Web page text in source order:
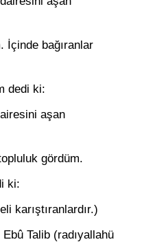
İçinde bağıranlar
dedi ki:
aşan
gördüm.
ki:
karıştıranlardır.)
Talib (radıyallahü